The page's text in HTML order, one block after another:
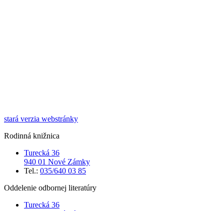
stará verzia webstránky
Rodinná knižnica
Turecká 36
940 01 Nové Zámky
Tel.: 035/640 03 85
Oddelenie odbornej literatúry
Turecká 36